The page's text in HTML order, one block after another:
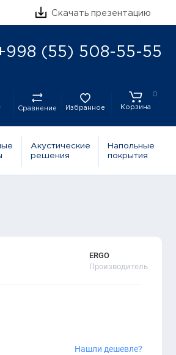
Скачать презентацию
(55) 508-55-55
Сравнение Избранное
0
Корзина
Акустические
решения
Напольные
покрытия
ERGO
Производитель
Нашли дешевле?